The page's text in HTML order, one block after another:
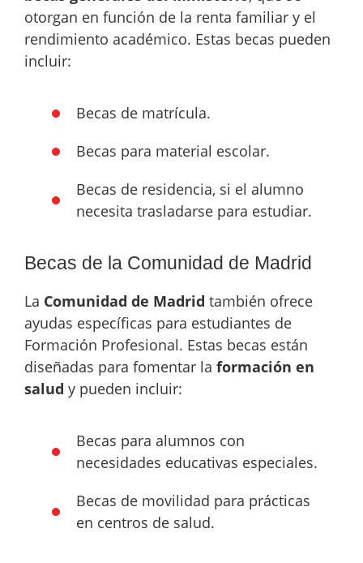
otorgan en función de la renta familiar y el
rendimiento académico. Estas becas pueden
incluir:
Becas de matrícula.
Becas para material escolar.
Becas de residencia, si el alumno
necesita trasladarse para estudiar.
Becas de la Comunidad de Madrid
La Comunidad de Madrid también ofrece
ayudas específicas para estudiantes de
Formación Profesional. Estas becas están
diseñadas para fomentar la formación en
salud y pueden incluir:
Becas para alumnos con
necesidades educativas especiales.
Becas de movilidad para prácticas
en centros de salud.